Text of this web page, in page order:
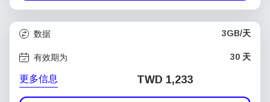
数据 3GB/天
有效期为 30 天
更多信息 TWD 1,233